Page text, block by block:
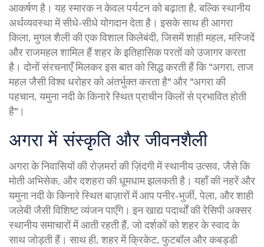
आकर्षण है। यह स्मारक न केवल पर्यटन को बढ़ाता है, बल्कि स्थानीय
अर्थव्यवस्था में सीधे‑सीधे योगदान देता है। इसके साथ हीआगरा
किला,मुगल शैली की एक विशाल किलेबंदी, जिसमें शाही महल, मस्जिदें
और राजमहल शामिल हैंशहर के इतिहासिक परतों को उजागर करता
है। दोनों संरचनाएँ मिलकर इस बात को सिद्ध करती हैं कि "अगरा, ताज
महल जैसी विश्व धरोहर को अंतर्भुक्त करता है" और "अगरा की
पहचान, यमुना नदी के किनारे स्थित प्राचीन किलों से प्रभावित होती
है"।
अगरा में संस्कृति और जीवनशैली
अगरा के निवासियों की रोज़मर्रा की ज़िंदगी में स्थानीय उत्सव, जैसे कि
मोती अभिसेक, और दशहरा की धूमधाम झलकती है। यहाँ की नहरें और
यमुना नदी के किनारे स्थित बाज़ारों में आप पनीर‑भुर्जी, पेला, और शाही
जलेबी जैसी विशिष्ट व्यंजन पाएँगे। इन खाद्य पदार्थों की रेसिपी अक्सर
स्थानीय समाचारों में आती रहती हैं, जो दर्शकों को शहर के स्वाद के
साथ जोड़ती हैं। साथ ही, शहर में क्रिकेट, फुटबॉल और कबड्डी